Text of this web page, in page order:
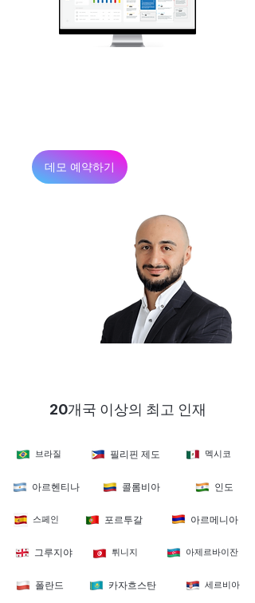
데모 예약하기
20개국 이상의 최고 인재
브라질 필리핀 제도 멕시코
아르헨티나 콜롬비아 인도
스페인 포르투갈 아르메니아
그루지야 튀니지 아제르바이잔
폴란드 카자흐스탄 세르비아